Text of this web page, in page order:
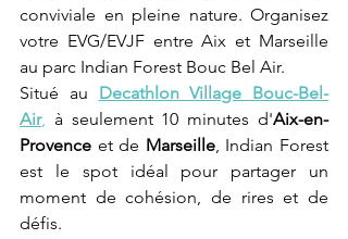
conviviale en pleine nature. Organisez
votre EVG/EVJF entre Aix et Marseille
au parc Indian Forest Bouc Bel Air.
Situé au Decathlon Village Bouc-Bel-
Air, à seulement 10 minutes d'Aix-en-
Provence et de Marseille, Indian Forest
est le spot idéal pour partager un
moment de cohésion, de rires et de
défis.